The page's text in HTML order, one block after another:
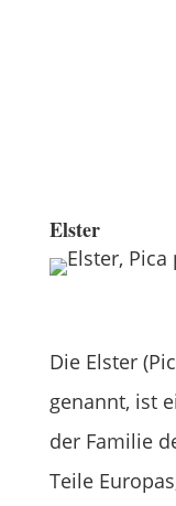
Elster
Die Elster
genannt, ist
der Familie
Teile